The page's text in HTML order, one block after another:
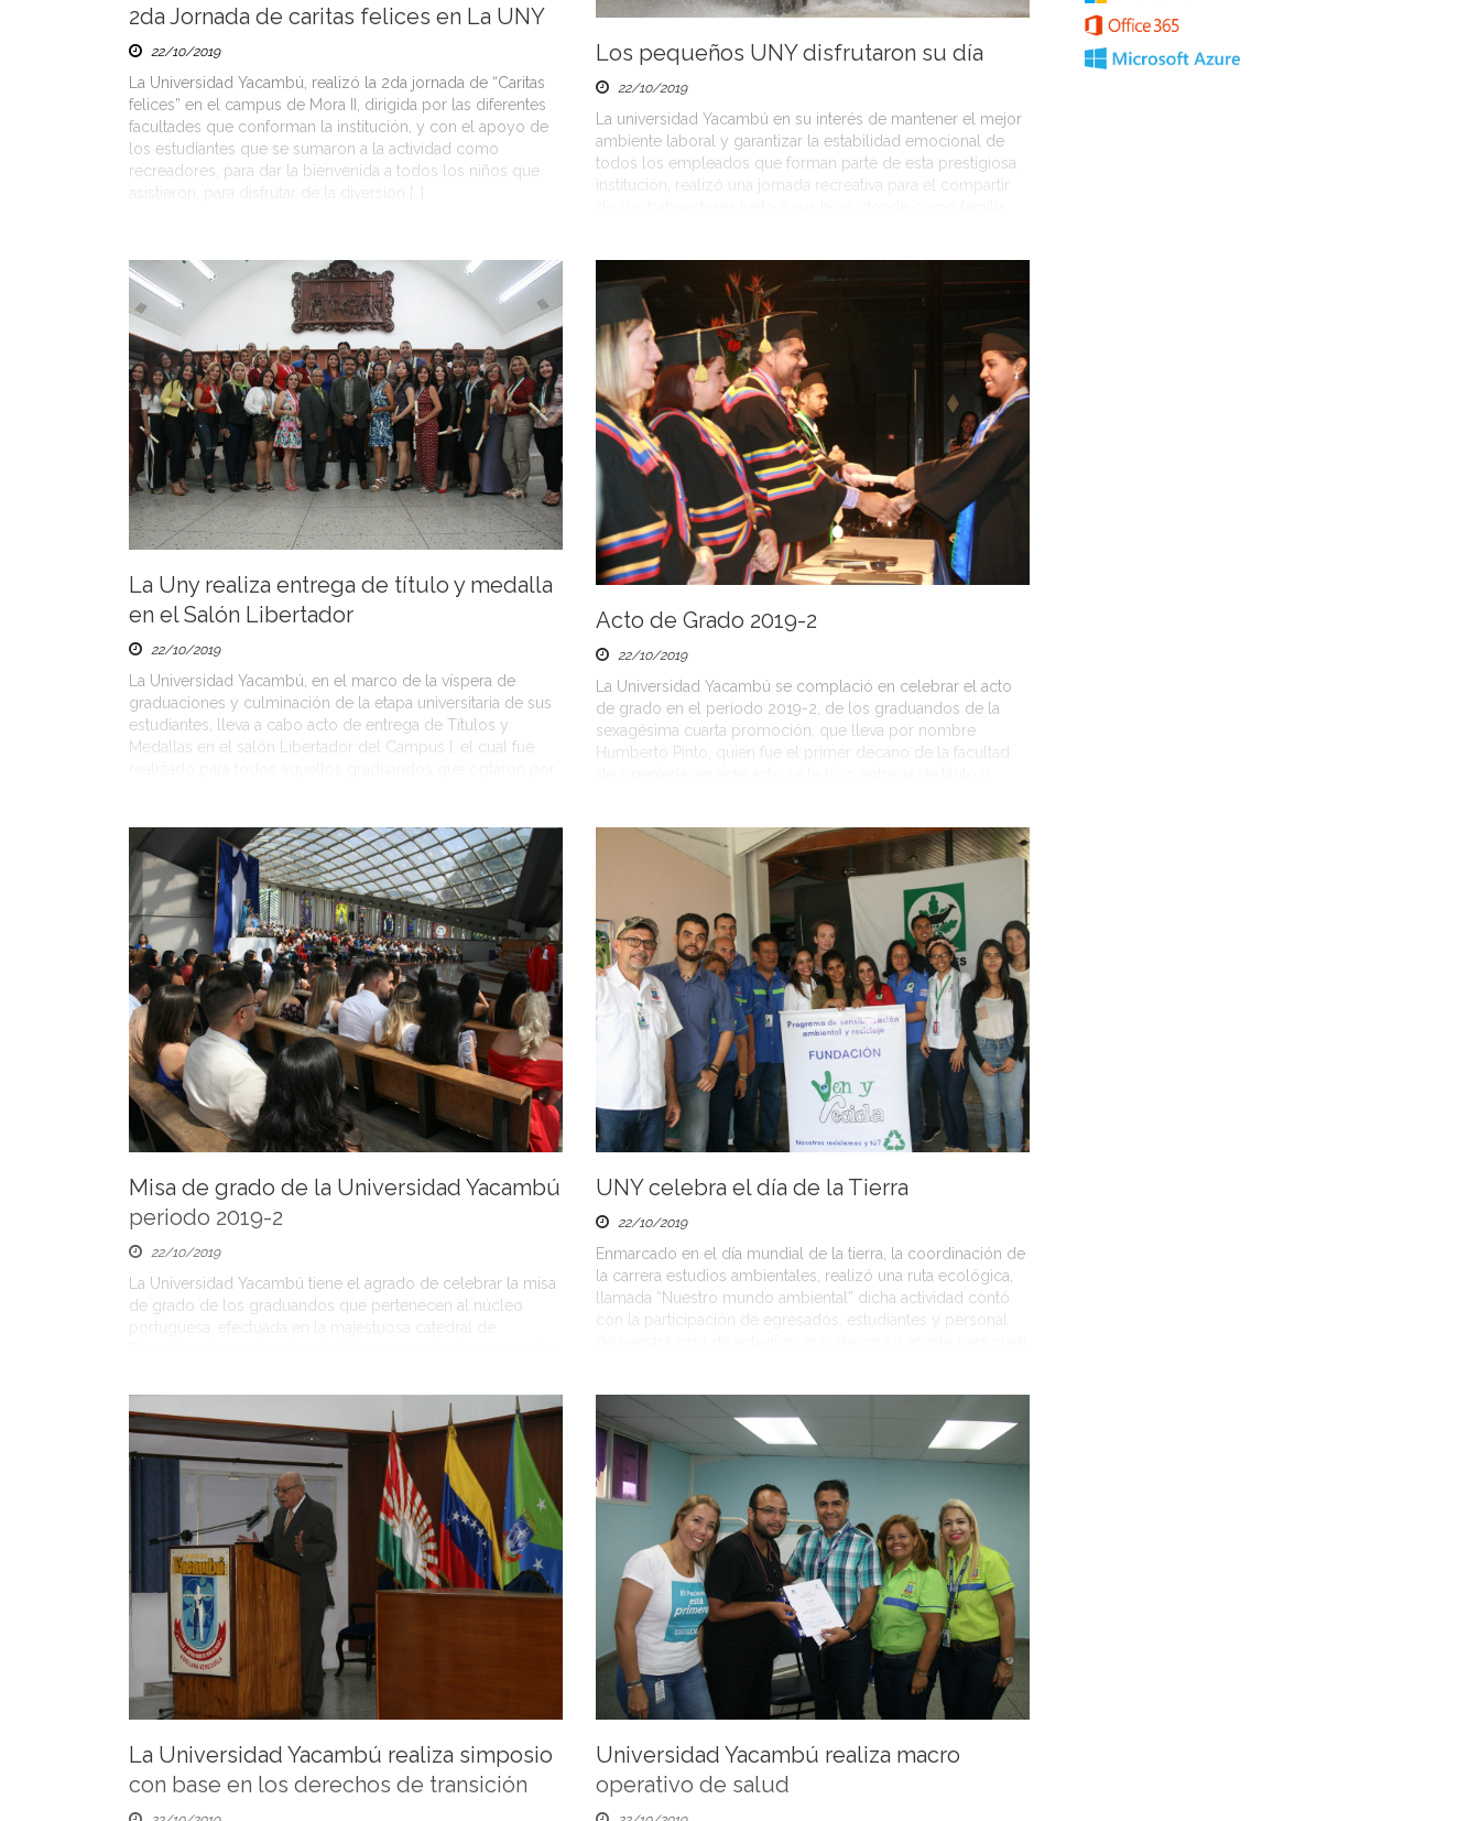
2da Jornada de caritas felices en La UNY
22/10/2019
La Universidad Yacambú, realizó la 2da jornada de “Caritas
felices” en el campus de Mora II, dirigida por las diferentes
facultades que conforman la institución, y con el apoyo de
los estudiantes que se sumaron a la actividad como
recreadores, para dar la bienvenida a todos los niños que
Los pequeños UNY disfrutaron su día
22/10/2019
La universidad Yacambú en su interés de mantener el mejor
ambiente laboral y garantizar la estabilidad emocional de
todos los empleados que forman parte de esta prestigiosa
institución, realizó una jornada recreativa para el compartir
La Uny realiza entrega de título y medalla
en el Salón Libertador
22/10/2019
La Universidad Yacambú, en el marco de la víspera de
graduaciones y culminación de la etapa universitaria de sus
estudiantes, lleva a cabo acto de entrega de Títulos y
Medallas en el salón Libertador del Campus I, el cual fue
Acto de Grado 2019-2
22/10/2019
La Universidad Yacambú se complació en celebrar el acto
de grado en el período 2019-2, de los graduandos de la
sexagésima cuarta promoción, que lleva por nombre
Humberto Pinto, quien fue el primer decano de la facultad
Misa de grado de la Universidad Yacambú
periodo 2019-2
22/10/2019
La Universidad Yacambú tiene el agrado de celebrar la misa
de grado de los graduandos que pertenecen al núcleo
comunicación social, derecho, así como también posgrado,
que comprende diferentes especializaciones y maestrías en
la […]
UNY celebra el día de la Tierra
22/10/2019
Enmarcado en el día mundial de la tierra, la coordinación de
la carrera estudios ambientales, realizó una ruta ecológica,
llamada “Nuestro mundo ambiental” dicha actividad contó
con la participación de egresados, estudiantes y personal
La Universidad Yacambú realiza simposio
con base en los derechos de transición
Universidad Yacambú realiza macro
operativo de salud